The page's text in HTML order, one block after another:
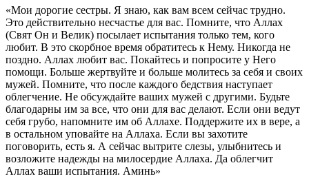
«Мои дорогие сестры. Я знаю, как вам всем сейчас трудно.
Это действительно несчастье для вас. Помните, что Аллах
(Свят Он и Велик) посылает испытания только тем, кого
любит. В это скорбное время обратитесь к Нему. Никогда не
поздно. Аллах любит вас. Покайтесь и попросите у Него
помощи. Больше жертвуйте и больше молитесь за себя и своих
мужей. Помните, что после каждого бедствия наступает
облегчение. Не обсуждайте ваших мужей с другими. Будьте
благодарны им за все, что они для вас делают. Если они ведут
себя грубо, напомните им об Аллахе. Поддержите их в вере, а
в остальном уповайте на Аллаха. Если вы захотите
поговорить, есть я. А сейчас вытрите слезы, улыбнитесь и
возложите надежды на милосердие Аллаха. Да облегчит
Аллах ваши испытания. Аминь»